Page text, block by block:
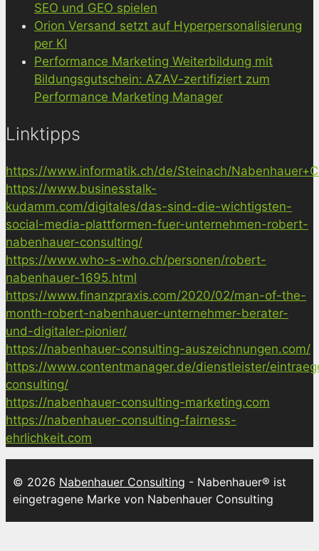
SEO und GEO spielen
Orion Versand setzt auf Hyperpersonalisierung
per KI
Performance Marketing Weiterbildung mit
Bildungsgutschein: AZAV-zertifiziert zum
Performance Marketing Manager
Linktipps
https://www.informatik.ch/de/Steinach/
https://www.businesstalk-
kudamm.com/digitales/das-sind-die-wichtigsten-
social-media-plattformen-fuer-unternehmen-robert-
nabenhauer-consulting/
https://www.who-s-who.ch/personen/robert-
nabenhauer-1695.html
https://www.finanzpraxis.com/2020/02/man-of-the-
month-robert-nabenhauer-unternehmer-berater-
und-digitaler-pionier/
https://nabenhauer-consulting-auszeichnungen.com/
https://www.contentmanager.de/dienstleister/
consulting/
https://nabenhauer-consulting-marketing.com
https://nabenhauer-consulting-fairness-
ehrlichkeit.com
© 2026 Nabenhauer Consulting - Nabenhauer® ist
eingetragene Marke von Nabenhauer Consulting